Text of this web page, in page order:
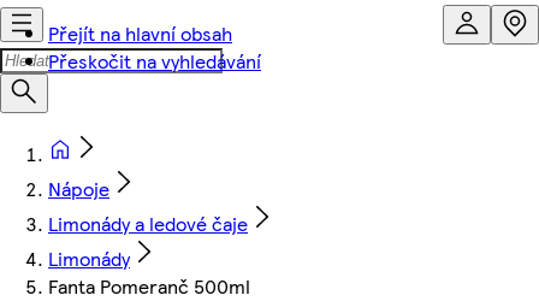
Přejít na hlavní obsah
Přeskočit na vyhledávání
Nápoje
Limonády a ledové čaje
Limonády
Fanta Pomeranč 500ml